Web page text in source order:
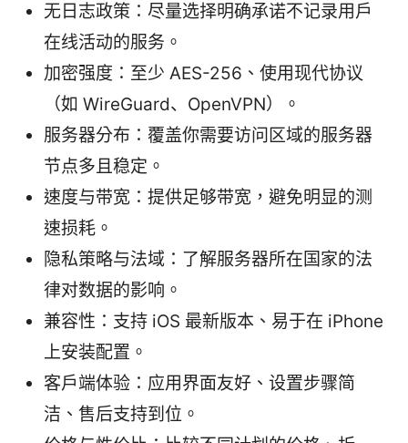
无日志政策：尽量选择明确承诺不记录用户
在线活动的服务。
加密强度：至少 AES-256、使用现代协议
（如 WireGuard、OpenVPN）。
服务器分布：覆盖你需要访问区域的服务器
节点多且稳定。
速度与带宽：提供足够带宽，避免明显的测
速损耗。
隐私策略与法域：了解服务器所在国家的法
律对数据的影响。
兼容性：支持 iOS 最新版本、易于在 iPhone
上安装配置。
客户端体验：应用界面友好、设置步骤简
洁、售后支持到位。